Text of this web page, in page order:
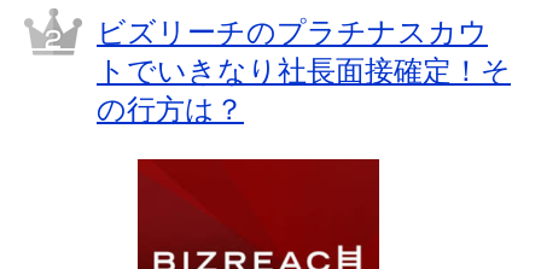
ビズリーチのプラチナスカウ
トでいきなり社長面接確定！そ
の行方は？